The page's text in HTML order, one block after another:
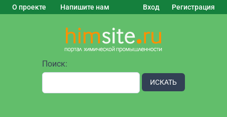
О проекте Напишите нам Вход Регистрация
Поиск:
ИСКАТЬ